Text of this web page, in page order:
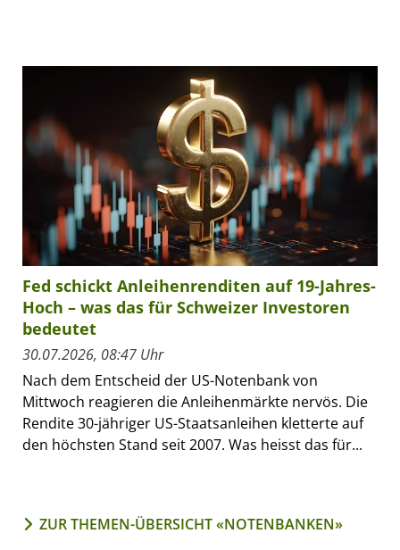
Fed schickt Anleihenrenditen auf 19-Jahres-
Hoch – was das für Schweizer Investoren
bedeutet
30.07.2026, 08:47 Uhr
Nach dem Entscheid der US-Notenbank von
Mittwoch reagieren die Anleihenmärkte nervös. Die
Rendite 30-jähriger US-Staatsanleihen kletterte auf
den höchsten Stand seit 2007. Was heisst das für...
ZUR THEMEN-ÜBERSICHT «NOTENBANKEN»